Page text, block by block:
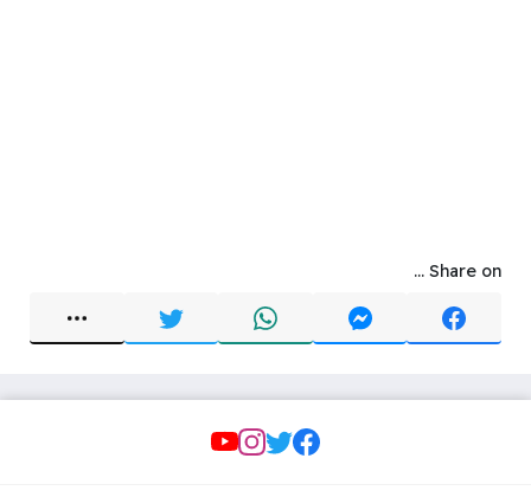
Share on ...
Social Links